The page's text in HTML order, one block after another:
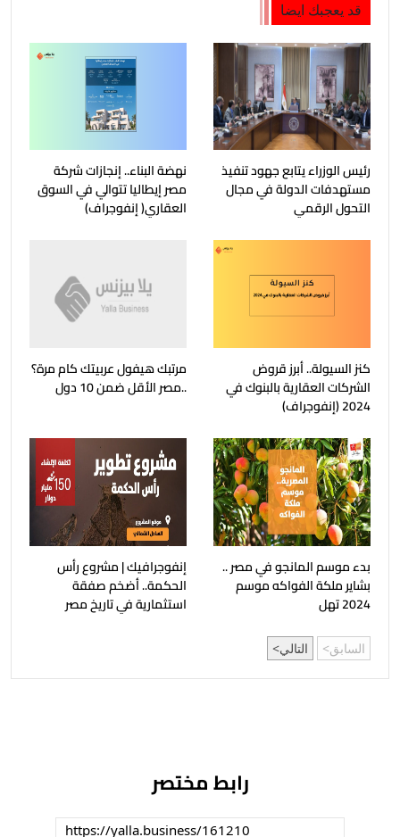
قد يعجبك ايضا
رئيس الوزراء يتابع جهود تنفيذ
مستهدفات الدولة في مجال
التحول الرقمي
نهضة البناء.. إنجازات شركة
مصر إيطاليا تتوالي في السوق
العقاري( إنفوجراف)
كنز السيولة.. أبرز قروض
الشركات العقارية بالبنوك في
2024 (إنفوجراف)
مرتبك هيفول عربيتك كام مرة؟
..مصر الأقل ضمن 10 دول
بدء موسم المانجو في مصر ..
بشاير ملكة الفواكه موسم
2024 تهل
إنفوجرافيك | مشروع رأس
الحكمة.. أضخم صفقة
استثمارية في تاريخ مصر
السابق التالي
رابط مختصر